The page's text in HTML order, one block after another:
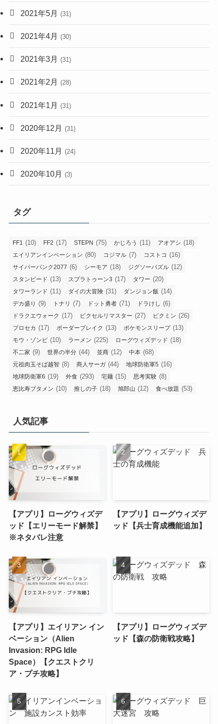
2021年5月 (31)
2021年4月 (30)
2021年3月 (31)
2021年2月 (28)
2021年1月 (31)
2020年12月 (31)
2020年11月 (24)
2020年10月 (3)
タグ
FF1 (10) FF2 (17) STEPN (75) かじろう (11) アオアシ (18)
エイリアンインベーション (80) コジマル (7) コストコ (16)
サイバーパンク2077 (6) シーモア (18) ジグソーパズル (12)
スタンピード (13) スプラトゥーン3 (17) タワー (20)
タワーランド (11) ダイの大冒険 (31) ダンジョン飯 (14)
デカ盛り (9) トナリ (7) ドット勇者 (71) ドラけし (6)
ドラクエウォーク (17) ピクセルリマスター (27) ピクミン (26)
プロセカ (17) ボーダーブレイク (13) ポケモンスリープ(13)
モウ・ゾンビ (10) ラーメン (225) ローグウィズデッド (18)
不二家 (9) 世界の半分 (44) 並商 (12) 中本 (68)
元祖肉玉そば越智 (8) 商人サーガ (44) 地球防衛軍5 (16)
地球防衛軍6 (19) 外食 (293) 宅麺 (15) 思考実験 (8)
恵比寿ブタメン (10) 推しの子 (18) 旭郎山 (12) 食べ放題 (53)
人気記事
【アプリ】ローグウィズデ
ッド【エリーモード解禁】
※ネタバレ注意
【アプリ】ローグウィズデ
ッド【兵士育成機能追加】
【アプリ】エイリアン イン
ベーション（Alien
Invasion: RPG Idle
Space）【クエストクリ
ア・プチ攻略】
【アプリ】ローグウィズデ
ッド【森の防衛戦攻略】